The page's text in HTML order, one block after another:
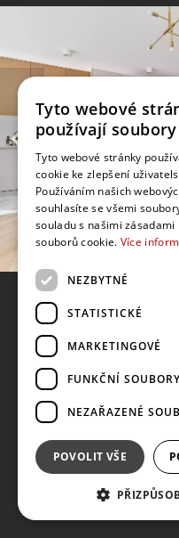
Tyto webové
používají
Tyto webové stránky
cookie ke zlepšení
Používáním našich
souhlasíte se všemi
souladu s našimi zásadami
souborů cookie. Více
NEZBYTNÉ
STATISTICKÉ
MARKETINGOVÉ
FUNKČNÍ SOUBORY
NEZAŘAZENÉ
POVOLIT VŠE